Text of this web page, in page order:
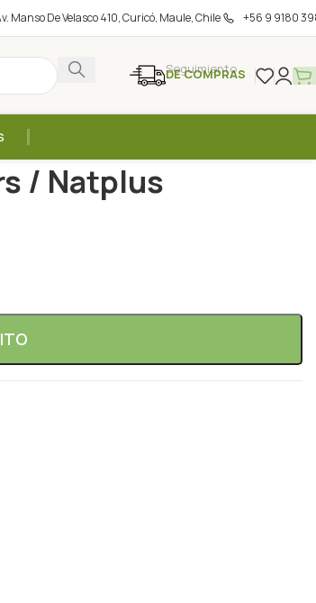
Manso De Velasco 410, Curicó, Maule, Chile +56 9 9180
Seguimiento
DE COMPRAS
/ Natplus